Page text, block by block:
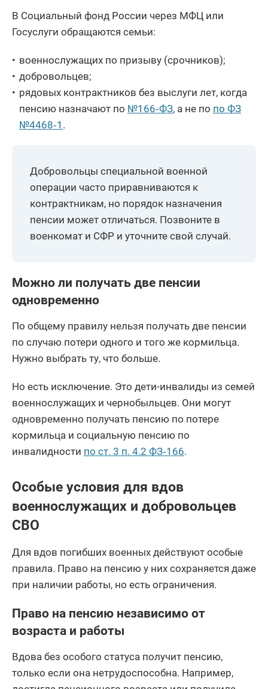
В Социальный фонд России через МФЦ или
Госуслуги обращаются семьи:
военнослужащих по призыву (срочников);
добровольцев;
рядовых контрактников без выслуги лет, когда
пенсию назначают по №166‑ФЗ, а не по по ФЗ
№4468‑1 .
Добровольцы специальной военной
операции часто приравниваются к
контрактникам, но порядок назначения
пенсии может отличаться. Позвоните в
военкомат и СФР и уточните свой случай.
Можно ли получать две пенсии
одновременно
По общему правилу нельзя получать две пенсии
по случаю потери одного и того же кормильца.
Нужно выбрать ту, что больше.
Но есть исключение. Это дети-инвалиды из семей
военнослужащих и чернобыльцев. Они могут
одновременно получать пенсию по потере
кормильца и социальную пенсию по
инвалидности по ст. 3 п. 4.2 ФЗ‑166.
Особые условия для вдов
военнослужащих и добровольцев
СВО
Для вдов погибших военных действуют особые
правила. Право на пенсию у них сохраняется даже
при наличии работы, но есть ограничения.
Право на пенсию независимо от
возраста и работы
Вдова без особого статуса получит пенсию,
только если она нетрудоспособна. Например,